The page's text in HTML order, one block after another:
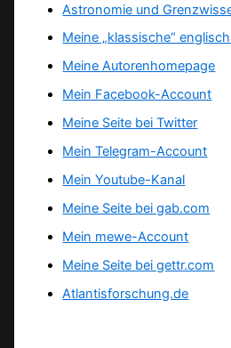
Astronomie und
Meine „klassische“
Meine Autorenhomepage
Mein Facebook-Account
Meine Seite bei Twitter
Mein Telegram-Account
Mein Youtube-Kanal
Meine Seite bei gab.com
Mein mewe-Account
Meine Seite bei gettr.com
Atlantisforschung.de